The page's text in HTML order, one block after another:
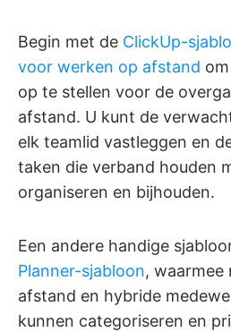
Begin met de ClickUp-
voor werken op afstand
op te stellen voor de
afstand. U kunt de
elk teamlid vastleggen en
taken die verband houden
organiseren en bijhouden.
Een andere handige
Planner-sjabloon, waarmee
afstand en hybride
kunnen categoriseren en